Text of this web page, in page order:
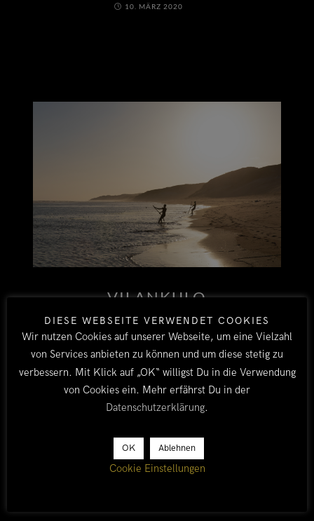
10. MÄRZ 2020
VILANKULO
Als das Verfassungsgericht in Malawi die
Wahlergebnisse überraschender Weise annulliert
und Neuwahlen anordnet (zum Glück bleibt alles
ruhig!), haben wir die Grenze nach Mosambik
bereits passiert.
ALLE/ AFRIKA 2019/20
DIESE WEBSEITE VERWENDET COOKIES
Wir nutzen Cookies auf unserer Webseite, um eine Vielzahl
von Services anbieten zu können und um diese stetig zu
verbessern. Mit Klick auf „OK“ willigst Du in die Verwendung
von Cookies ein. Mehr erfährst Du in der
Datenschutzerklärung.
OK Ablehnen
Cookie Einstellungen